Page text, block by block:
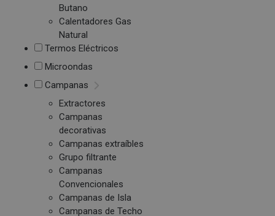
Butano
Calentadores Gas
Natural
Termos Eléctricos
Microondas
Campanas
Extractores
Campanas
decorativas
Campanas extraíbles
Grupo filtrante
Campanas
Convencionales
Campanas de Isla
Campanas de Techo